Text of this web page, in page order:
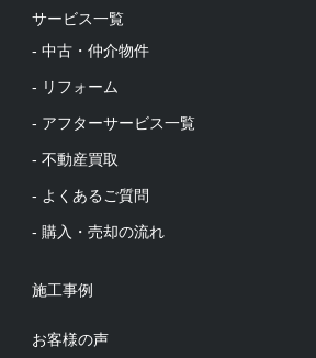
サービス一覧
- 中古・仲介物件
- リフォーム
- アフターサービス一覧
- 不動産買取
- よくあるご質問
- 購入・売却の流れ
施工事例
お客様の声